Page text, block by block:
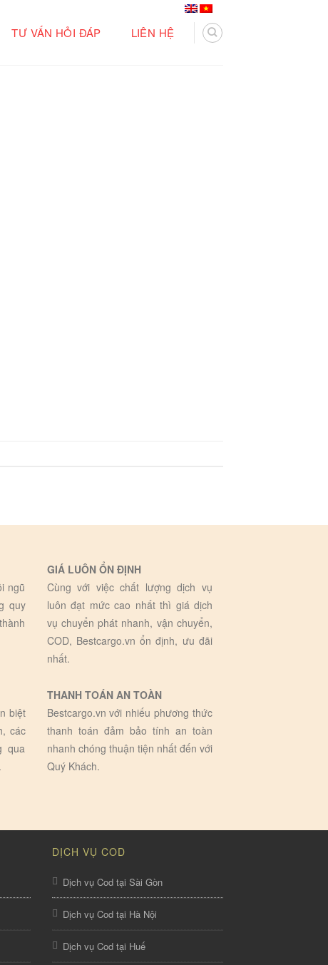
TƯ VẤN HỎI ĐÁP LIÊN HỆ
ngũ
quy
GIÁ LUÔN ỔN ĐỊNH
Cùng với việc chất lượng dịch vụ
luôn đạt mức cao nhất thì giá dịch
vụ chuyển phát nhanh, vận chuyển,
COD, Bestcargo.vn ổn định, ưu đãi
nhất.
biệt
các
qua
THANH TOÁN AN TOÀN
Bestcargo.vn với nhiếu phương thức
thanh toán đảm bảo tính an toàn
nhanh chóng thuận tiện nhất đến với
Quý Khách.
DỊCH VỤ COD
Dịch vụ Cod tại Sài Gòn
Dịch vụ Cod tại Hà Nội
Dịch vụ Cod tại Huế